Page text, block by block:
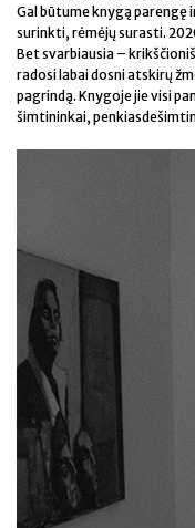
Gal būtume knygą parengę
surinkti, rėmėjų surasti.
Bet svarbiausia –
radosi labai dosni atskirų
pagrindą. Knygoje jie visi
šimtininkai,